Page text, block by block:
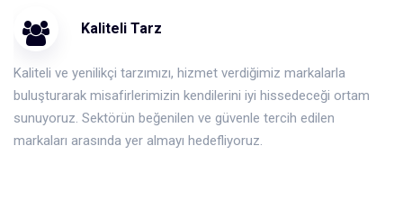
Kaliteli Tarz
Kaliteli ve yenilikçi tarzımızı, hizmet verdiğimiz markalarla
buluşturarak misafirlerimizin kendilerini iyi hissedeceği ortam
sunuyoruz. Sektörün beğenilen ve güvenle tercih edilen
markaları arasında yer almayı hedefliyoruz.